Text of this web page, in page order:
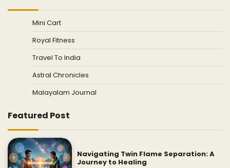
Mini Cart
Royal Fitness
Travel To India
Astral Chronicles
Malayalam Journal
Featured Post
Navigating Twin Flame Separation: A
Journey to Healing